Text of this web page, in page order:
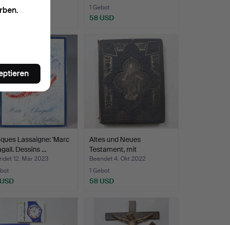
1 Gebot
58 USD
Lassaigne: 'Marc
Dessins …
12. Mär 2023
Altes und Neues
Testament, mit
Familienchr…
Beendet 4. Okt 2022
1 Gebot
58 USD